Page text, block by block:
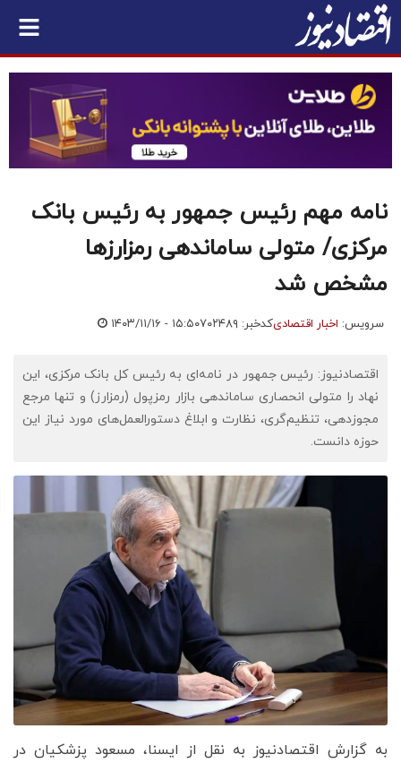
نامه مهم رئیس جمهور به رئیس بانک
مرکزی/ متولی ساماندهی رمزارز‌ها
مشخص شد
سرویس: اخبار اقتصادیکدخبر: ۷۰۲۴۸۹ ۱۴۰۳/۱۱/۱۶ - ۱۵:۵۰
اقتصادنیوز: رئیس جمهور در نامه‌ای به رئیس کل بانک مرکزی، این
نهاد را متولی انحصاری ساماندهی بازار رمزپول (رمزارز) و تنها مرجع
مجوزدهی، تنظیم‌گری، نظارت و ابلاغ دستورالعمل‌های مورد نیاز این
حوزه دانست.
به گزارش اقتصادنیوز به نقل از ایسنا، مسعود پزشکیان در